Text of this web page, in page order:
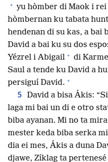
+ yu hòmber di Maok i rei
hòmbernan ku tabata
hendenan di su kas, a bai
David a bai ku su dos
Yézrel i Abigail + di
Saul a tende ku David a
persiguí David. +
5 David a bisa Ákis:
laga mi bai un di e otro
biba ayanan. Mi no ta
mester keda biba serka
dia ei mes, Ákis a duna
djawe, Zíklag ta